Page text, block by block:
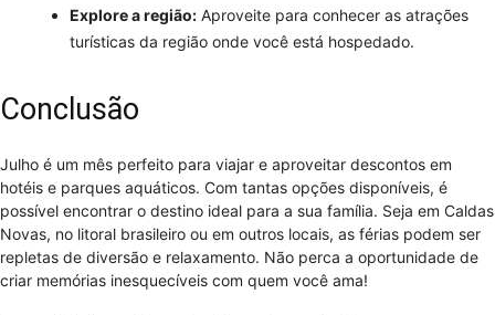
Explore a região: Aproveite para conhecer as atrações
turísticas da região onde você está hospedado.
Conclusão
Julho é um mês perfeito para viajar e aproveitar descontos em
hotéis e parques aquáticos. Com tantas opções disponíveis, é
possível encontrar o destino ideal para a sua família. Seja em Caldas
Novas, no litoral brasileiro ou em outros locais, as férias podem ser
repletas de diversão e relaxamento. Não perca a oportunidade de
criar memórias inesquecíveis com quem você ama!